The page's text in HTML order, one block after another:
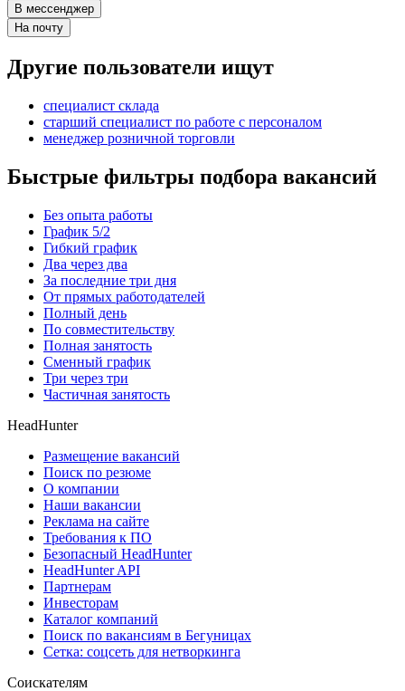
В мессенджер
На почту
Другие пользователи ищут
специалист склада
старший специалист по работе с персоналом
менеджер розничной торговли
Быстрые фильтры подбора вакансий
Без опыта работы
График 5/2
Гибкий график
Два через два
За последние три дня
От прямых работодателей
Полный день
По совместительству
Полная занятость
Сменный график
Три через три
Частичная занятость
HeadHunter
Размещение вакансий
Поиск по резюме
О компании
Наши вакансии
Реклама на сайте
Требования к ПО
Безопасный HeadHunter
HeadHunter API
Партнерам
Инвесторам
Каталог компаний
Поиск по вакансиям в Бегуницах
Сетка: соцсеть для нетворкинга
Соискателям